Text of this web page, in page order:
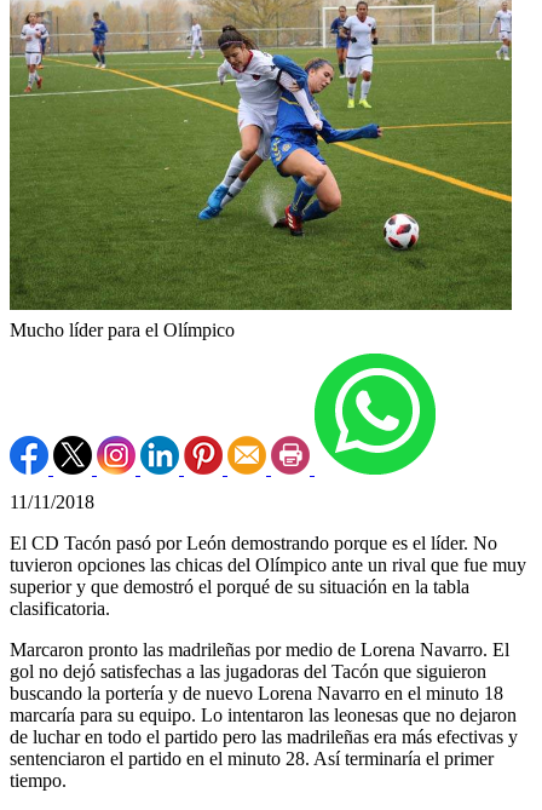
Mucho líder para el Olímpico
11/11/2018
El CD Tacón pasó por León demostrando porque es el líder. No
tuvieron opciones las chicas del Olímpico ante un rival que fue muy
superior y que demostró el porqué de su situación en la tabla
clasificatoria.
Marcaron pronto las madrileñas por medio de Lorena Navarro. El
gol no dejó satisfechas a las jugadoras del Tacón que siguieron
buscando la portería y de nuevo Lorena Navarro en el minuto 18
marcaría para su equipo. Lo intentaron las leonesas que no dejaron
de luchar en todo el partido pero las madrileñas era más efectivas y
sentenciaron el partido en el minuto 28. Así terminaría el primer
tiempo.